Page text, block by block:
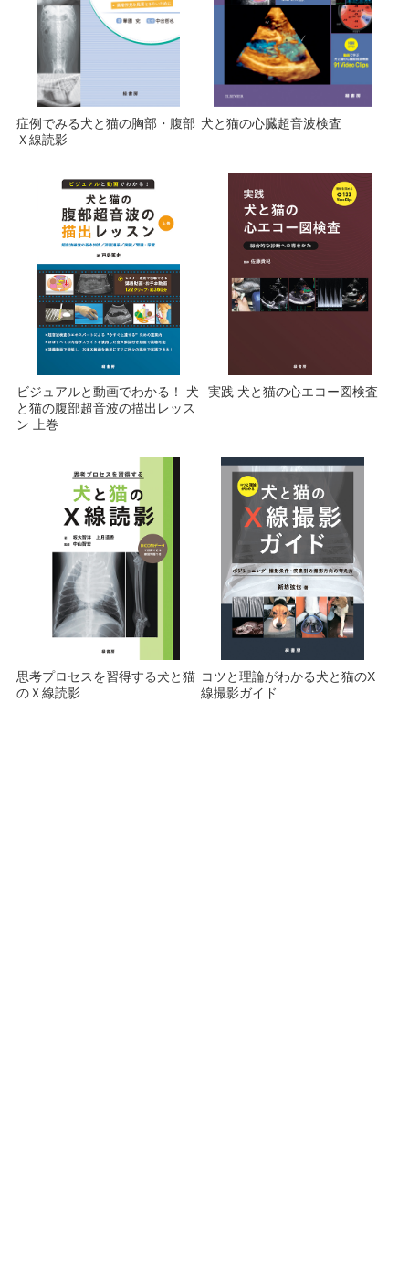
症例でみる犬と猫の胸部・腹部
Ｘ線読影
犬と猫の心臓超音波検査
ビジュアルと動画でわかる！ 犬
と猫の腹部超音波の描出レッス
ン 上巻
実践 犬と猫の心エコー図検査
思考プロセスを習得する犬と猫
のＸ線読影
コツと理論がわかる犬と猫のX
線撮影ガイド